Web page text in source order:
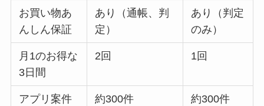
お買い物あ
んしん保証
あり（通帳、判
定）
あり（判定
のみ）
月1のお得な
3日間
2回 1回
アプリ案件 約300件 約300件